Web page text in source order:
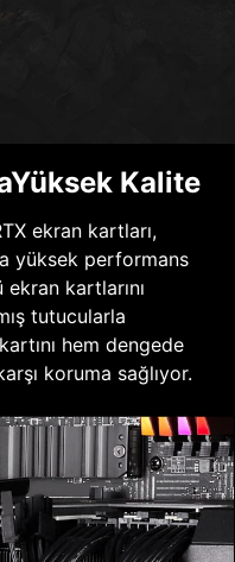
Kalite
ekran kartları,
yüksek performans
kartlarını
tutucularla
hem dengede
koruma sağlıyor.